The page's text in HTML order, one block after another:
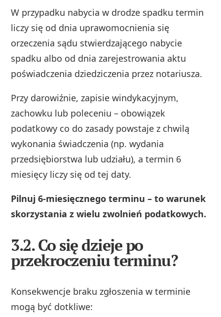
W przypadku nabycia w drodze spadku termin
liczy się od dnia uprawomocnienia się
orzeczenia sądu stwierdzającego nabycie
spadku albo od dnia zarejestrowania aktu
poświadczenia dziedziczenia przez notariusza.
Przy darowiźnie, zapisie windykacyjnym,
zachowku lub poleceniu – obowiązek
podatkowy co do zasady powstaje z chwilą
wykonania świadczenia (np. wydania
przedsiębiorstwa lub udziału), a termin 6
miesięcy liczy się od tej daty.
Pilnuj 6‑miesięcznego terminu – to warunek
skorzystania z wielu zwolnień podatkowych.
3.2. Co się dzieje po
przekroczeniu terminu?
Konsekwencje braku zgłoszenia w terminie
mogą być dotkliwe: